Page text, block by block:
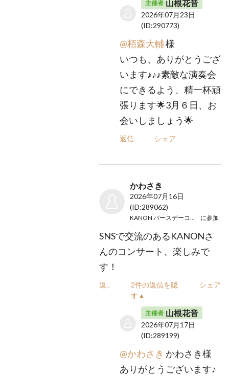
主催者 山根花音
2026年07月23日
(ID:290773)
@栢森大輔様
いつも、ありがとうござ
います♪♪♪素敵な演奏会
にできるよう、精一杯頑
張ります🌟3月６日、お
会いしましょう🌟
返信 シェア
かわさき
2026年07月16日
(ID:289062)
に参加
SNSで交流のあるKANONさ
んのコンサート、楽しみで
す！
返信
2件の返信を隠
す▲
シェア
主催者 山根花音
2026年07月17日
(ID:289199)
@かわさき かわさき様
ありがとうございます♪